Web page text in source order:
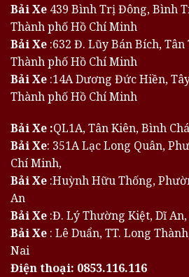
Bải Xe 439 Bình Trị Đông, Bình
Thành phố Hồ Chí Minh
Bải Xe :632 Đ. Lũy Bán Bích,
Thành phố Hồ Chí Minh
Bải Xe :14A Dương Đức Hiền,
Thành phố Hồ Chí Minh
Bải Xe :QL1A, Tân Kiên, Bình
Bải Xe: 351A Lạc Long Quân,
Chí Minh,
Bải Xe :Huỳnh Hữu Thống,
An
Bải Xe :Đ. Lý Thường Kiệt, Dĩ
Bải Xe : Lê Duẩn, TT. Long
Nai
Điện thoại: 0853.116.116